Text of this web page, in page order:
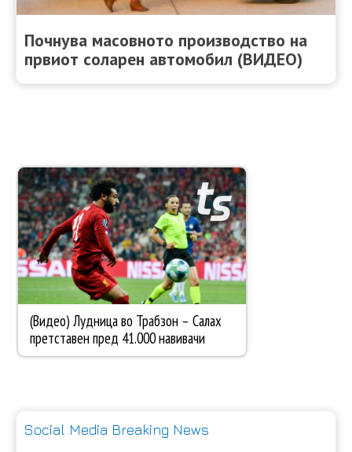
Почнува масовното производство на
првиот соларен автомобил (ВИДЕО)
Social Media Breaking News